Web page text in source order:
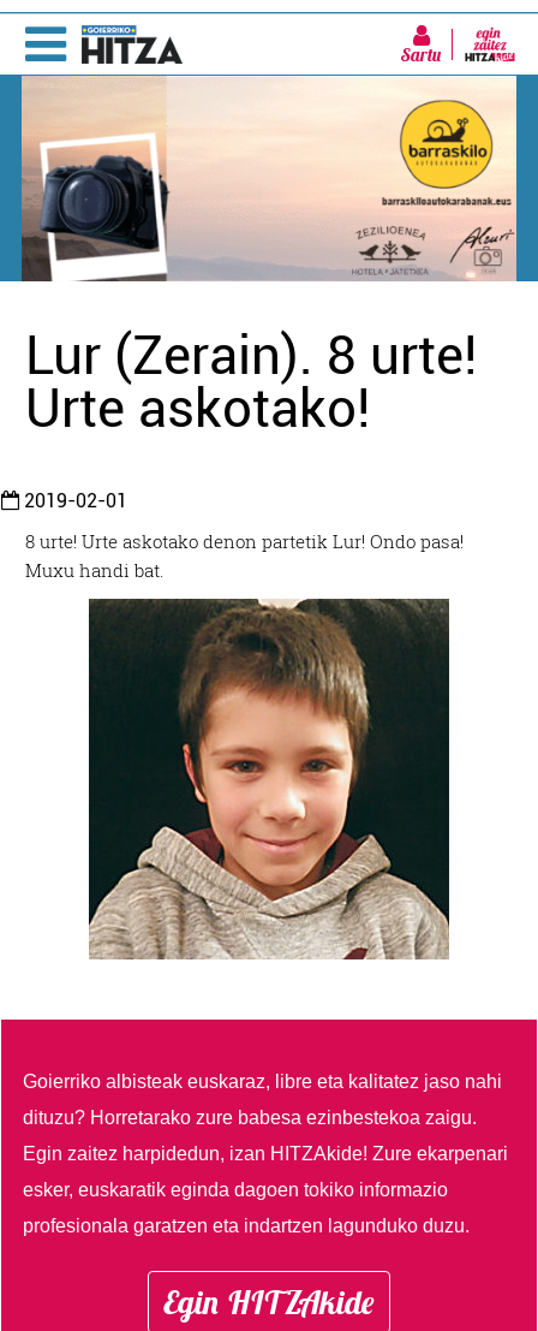
Sartu
Lur (Zerain). 8 urte!
Urte askotako!
2019-02-01
8 urte! Urte askotako denon partetik Lur! Ondo pasa!
Muxu handi bat.
Goierriko albisteak euskaraz, libre eta kalitatez jaso nahi
dituzu? Horretarako zure babesa ezinbestekoa zaigu.
Egin zaitez harpidedun, izan HITZAkide!Zure ekarpenari
esker, euskaratik eginda dagoen tokiko informazio
profesionala garatzen eta indartzen lagunduko duzu.
Egin HITZAkide